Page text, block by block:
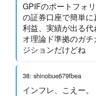
GPIFのポートフォ
の証券口座で簡単
利益、実績が出る
オ理論ド準拠のガ
ジションだけどね
38: shinobue679fbea
インフレ、こえー。